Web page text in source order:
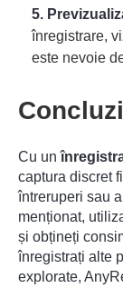
5.
înregistrare,
este nevoie
Cu un
captura discret
întreruperi sau
menționat,
și obțineți
înregistrați alte
explorate,